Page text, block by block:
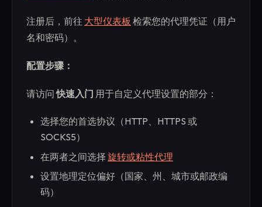
注册后，前往 大型仪表板 检索您的代理凭证（用户
名和密码）。
配置步骤：
请访问快速入门 用于自定义代理设置的部分：
选择您的首选协议（HTTP、HTTPS 或
SOCKS5）
在两者之间选择 旋转或粘性代理
设置地理定位偏好（国家、州、城市或邮政编
码）